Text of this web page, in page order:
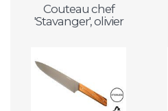
Couteau chef
'Stavanger', olivier